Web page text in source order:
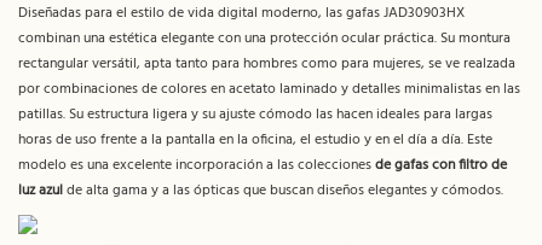
Diseñadas para el estilo de vida digital moderno, las gafas JAD30903HX
combinan una estética elegante con una protección ocular práctica. Su montura
rectangular versátil, apta tanto para hombres como para mujeres, se ve realzada
por combinaciones de colores en acetato laminado y detalles minimalistas en las
patillas. Su estructura ligera y su ajuste cómodo las hacen ideales para largas
horas de uso frente a la pantalla en la oficina, el estudio y en el día a día. Este
modelo es una excelente incorporación a las coleccionesde gafas con filtro de
luz azulde alta gama y a las ópticas que buscan diseños elegantes y cómodos.